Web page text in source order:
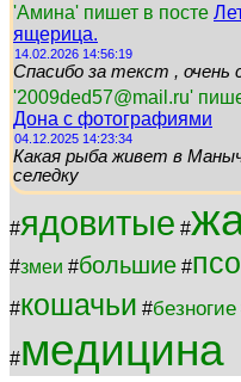
'Амина' пишет в посте
ящерица.
14.02.2026 14:56:19
Спасибо за текст , очень
'2009ded57@mail.ru'
Дона с фотографиями
04.12.2025 14:23:34
Какая рыба живет в
селедку
#ядовитые #
#змеи #большие #
#кошачьи #безногие
#медицина